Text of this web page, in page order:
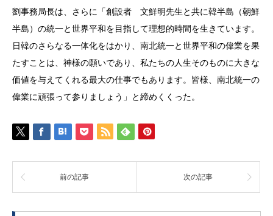
劉事務局長は、さらに「創設者 文鮮明先生と共に韓半島（朝鮮
半島）の統一と世界平和を目指して理想的時間を生きています。
日韓のさらなる一体化をはかり、南北統一と世界平和の偉業を果
たすことは、神様の願いであり、私たちの人生そのものに大きな
価値を与えてくれる最大の仕事でもあります。皆様、南北統一の
偉業に頑張って参りましょう」と締めくくった。
前の記事 次の記事